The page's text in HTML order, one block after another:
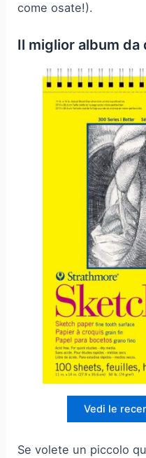
come osate!).
Il miglior album da
Vedi le
Se volete un piccolo